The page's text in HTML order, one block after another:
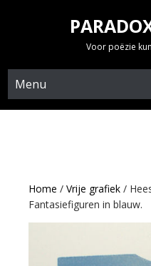
Voor poëzie
Menu
Home / Vrije grafiek /
Fantasiefiguren in blauw.